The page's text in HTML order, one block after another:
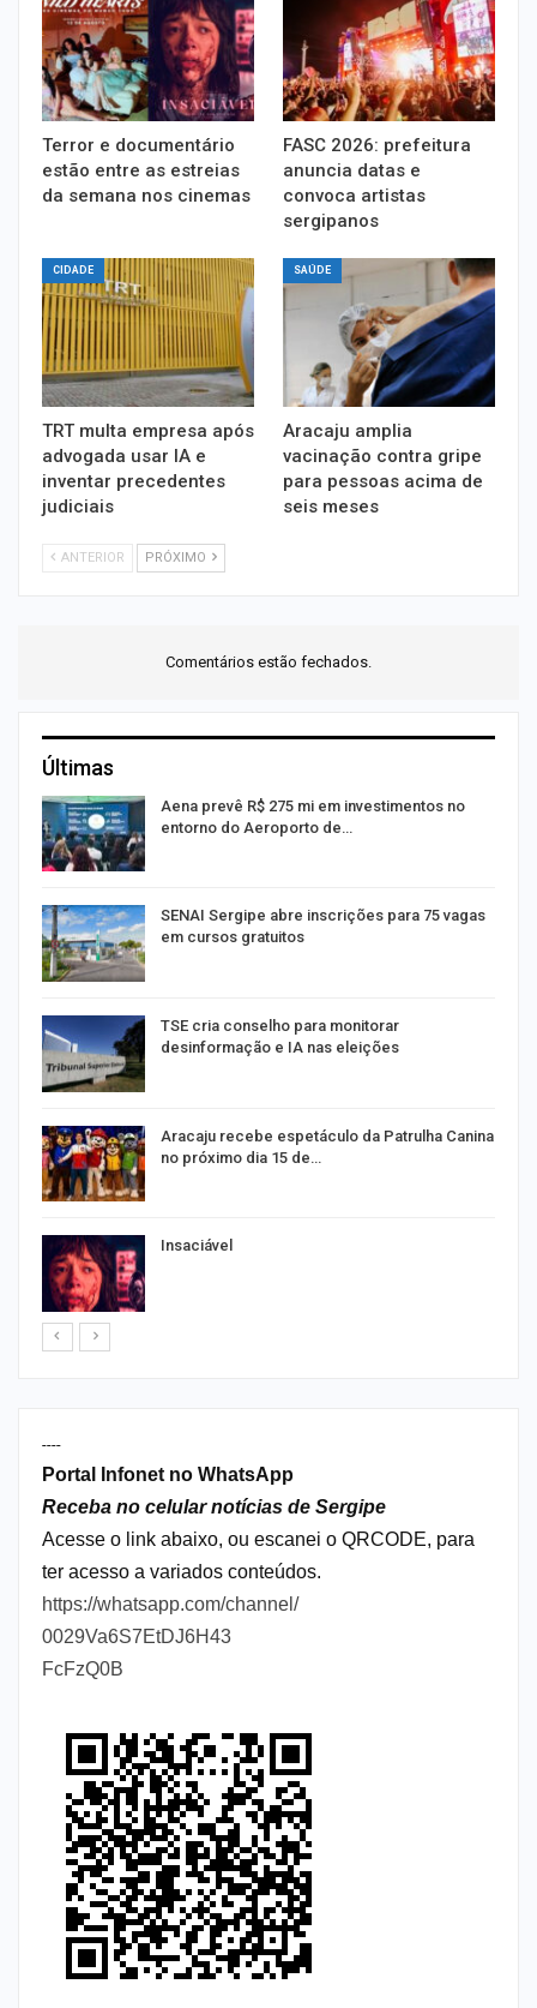
Terror e documentário
estão entre as estreias
da semana nos cinemas
FASC 2026: prefeitura
anuncia datas e
convoca artistas
sergipanos
CIDADE
TRT multa empresa após
advogada usar IA e
inventar precedentes
judiciais
SAÚDE
Aracaju amplia
vacinação contra gripe
para pessoas acima de
seis meses
ANTERIOR PRÓXIMO
Comentários estão fechados.
Últimas
Aena prevê R$ 275 mi em investimentos no
entorno do Aeroporto de…
SENAI Sergipe abre inscrições para 75 vagas
em cursos gratuitos
TSE cria conselho para monitorar
desinformação e IA nas eleições
Aracaju recebe espetáculo da Patrulha Canina
no próximo dia 15 de…
Insaciável
----
Portal Infonet no WhatsApp
Receba no celular notícias de Sergipe
Acesse o link abaixo, ou escanei o QRCODE, para
ter acesso a variados conteúdos.
https://whatsapp.com/channel/
0029Va6S7EtDJ6H43
FcFzQ0B